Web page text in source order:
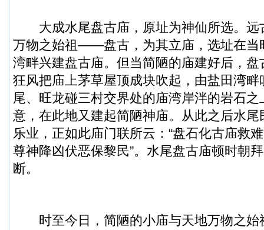
大成水尾盘古庙，原址为神仙所选。远
万物之始祖——盘古，为其立庙，选址在当
湾畔兴建盘古庙。但当简陋的庙建好后，
狂风把庙上茅草屋顶成块吹起，由盐田湾
尾、旺龙碰三村交界处的庙湾岸泮的岩石
意，在此地又建起简陋神庙。从此之后水
乐业，正如此庙门联所云：“盘石化古庙救
尊神降凶伏恶保黎民”。水尾盘古庙顿时朝
断。
时至今日，简陋的小庙与天地万物之始